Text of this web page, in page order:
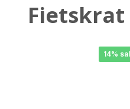
Fietskrat
14%